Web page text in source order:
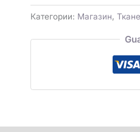
Категории: Магазин,